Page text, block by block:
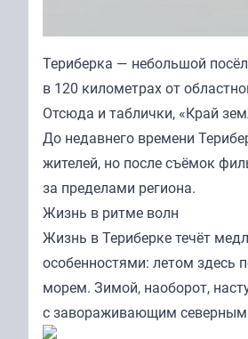
Териберка — небольшой
в 120 километрах от
Отсюда и таблички, «Край
До недавнего времени
жителей, но после съёмок
за пределами региона.
Жизнь в ритме волн
Жизнь в Териберке течёт
особенностями: летом здесь
морем. Зимой, наоборот,
с завораживающим